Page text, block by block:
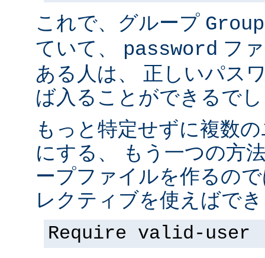
これで、グループ
ていて、 password フ
ある人は、 正しいパス
ば入ることができるで
もっと特定せずに複数
にする、 もう一つの方
ープファイルを作るの
レクティブを使えばで
Require valid-user